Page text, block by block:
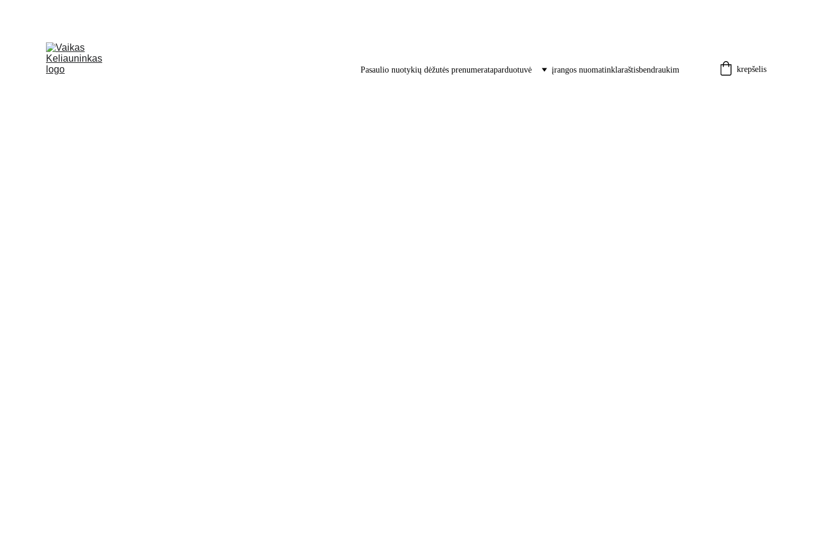
Pasaulio nuotykių dėžutės prenumerataparduotuvė įrangos nuomatinklaraštisbendraukim krepšelis